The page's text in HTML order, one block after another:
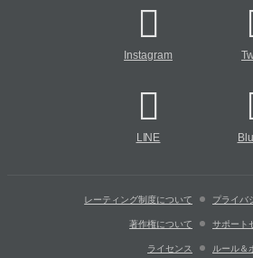
Instagram
LINE
レーティング制度について プライバ
著作権について サポート
ライセンス ルール＆